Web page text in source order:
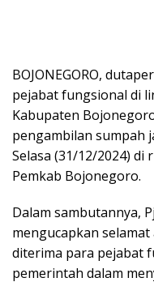
BOJONEGORO,
pejabat fungsional di
Kabupaten
pengambilan sumpah
Selasa (31/12/2024)
Pemkab Bojonegoro.
Dalam sambutannya,
mengucapkan
diterima para pejabat
pemerintah dalam